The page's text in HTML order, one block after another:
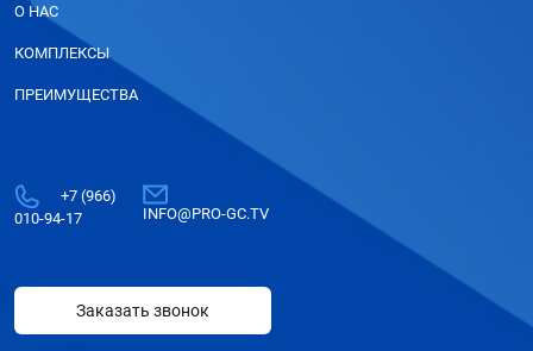
О НАС
КОМПЛЕКСЫ
ПРЕИМУЩЕСТВА
+7 (966)
010-94-17
INFO@PRO-GC.TV
Заказать звонок